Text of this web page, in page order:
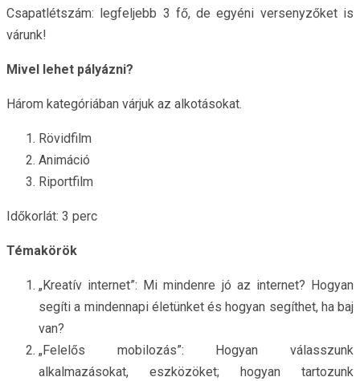
Csapatlétszám: legfeljebb 3 fő, de egyéni versenyzőket is
várunk!
Mivel lehet pályázni?
Három kategóriában várjuk az alkotásokat.
Rövidfilm
Animáció
Riportfilm
Időkorlát: 3 perc
Témakörök
„Kreatív internet”: Mi mindenre jó az internet? Hogyan
segíti a mindennapi életünket és hogyan segíthet, ha baj
van?
„Felelős mobilozás”: Hogyan válasszunk
alkalmazásokat, eszközöket; hogyan tartozunk